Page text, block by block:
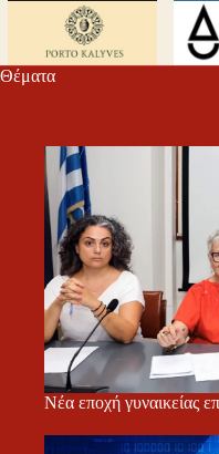
Θέματα
Νέα εποχή γυναικείας